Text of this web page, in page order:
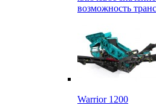
возможность
Warrior 1200